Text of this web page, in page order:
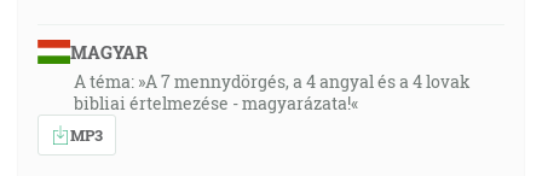
MAGYAR
A téma: »A 7 mennydörgés, a 4 angyal és a 4 lovak
bibliai értelmezése - magyarázata!«
MP3